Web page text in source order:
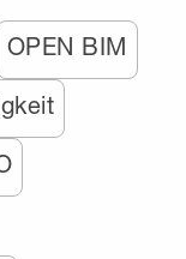
OPEN BIM